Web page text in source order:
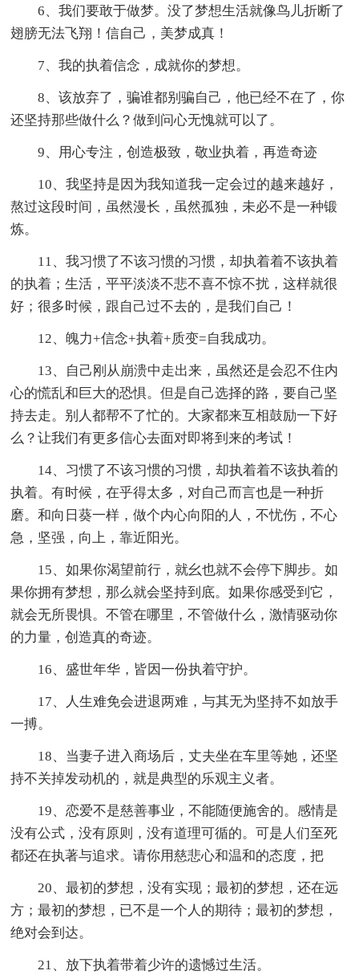
6、我们要敢于做梦。没了梦想生活就像鸟儿折断了
翅膀无法飞翔！信自己，美梦成真！
7、我的执着信念，成就你的梦想。
8、该放弃了，骗谁都别骗自己，他已经不在了，你
还坚持那些做什么？做到问心无愧就可以了。
9、用心专注，创造极致，敬业执着，再造奇迹
10、我坚持是因为我知道我一定会过的越来越好，
熬过这段时间，虽然漫长，虽然孤独，未必不是一种锻
炼。
11、我习惯了不该习惯的习惯，却执着着不该执着
的执着；生活，平平淡淡不悲不喜不惊不扰，这样就很
好；很多时候，跟自己过不去的，是我们自己！
12、魄力+信念+执着+质变=自我成功。
13、自己刚从崩溃中走出来，虽然还是会忍不住内
心的慌乱和巨大的恐惧。但是自己选择的路，要自己坚
持去走。别人都帮不了忙的。大家都来互相鼓励一下好
么？让我们有更多信心去面对即将到来的考试！
14、习惯了不该习惯的习惯，却执着着不该执着的
执着。有时候，在乎得太多，对自己而言也是一种折
磨。和向日葵一样，做个内心向阳的人，不忧伤，不心
急，坚强，向上，靠近阳光。
15、如果你渴望前行，就幺也就不会停下脚步。如
果你拥有梦想，那么就会坚持到底。如果你感受到它，
就会无所畏惧。不管在哪里，不管做什么，激情驱动你
的力量，创造真的奇迹。
16、盛世年华，皆因一份执着守护。
17、人生难免会进退两难，与其无为坚持不如放手
一搏。
18、当妻子进入商场后，丈夫坐在车里等她，还坚
持不关掉发动机的，就是典型的乐观主义者。
19、恋爱不是慈善事业，不能随便施舍的。感情是
没有公式，没有原则，没有道理可循的。可是人们至死
都还在执著与追求。请你用慈悲心和温和的态度，把
20、最初的梦想，没有实现；最初的梦想，还在远
方；最初的梦想，已不是一个人的期待；最初的梦想，
绝对会到达。
21、放下执着带着少许的遗憾过生活。